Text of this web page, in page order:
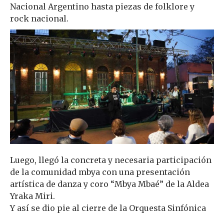
Nacional Argentino hasta piezas de folklore y
rock nacional.
Luego, llegó la concreta y necesaria participación
de la comunidad mbya con una presentación
artística de danza y coro “Mbya Mbaé” de la Aldea
Yraka Miri.
Y así se dio pie al cierre de la Orquesta Sinfónica